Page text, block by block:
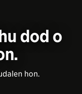
dod o
hon.